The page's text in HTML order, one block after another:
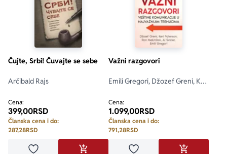
Čujte, Srbi! Čuvajte se sebe
Arčibald Rajs
Cena:
399,00RSD
Članska cena i do:
287,28RSD
Važni razgovori
Emili Gregori, Džozef Greni, Keri
Svicler
Cena:
1.099,00RSD
Članska cena i do:
791,28RSD